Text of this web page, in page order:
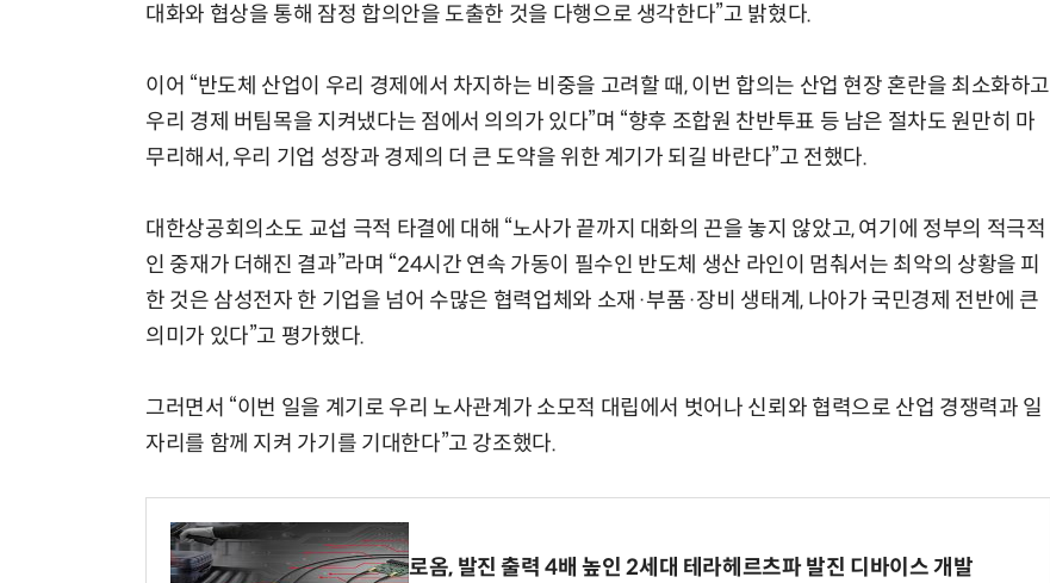
대화와 협상을 통해 잠정 합의안을 도출한 것을 다행으로 생각한다”고 밝혔다.
이어 “반도체 산업이 우리 경제에서 차지하는 비중을 고려할 때, 이번 합의는 산업 현장 혼란을 최소화하고
우리 경제 버팀목을 지켜냈다는 점에서 의의가 있다”며 “향후 조합원 찬반투표 등 남은 절차도 원만히 마
무리해서, 우리 기업 성장과 경제의 더 큰 도약을 위한 계기가 되길 바란다”고 전했다.
대한상공회의소도 교섭 극적 타결에 대해 “노사가 끝까지 대화의 끈을 놓지 않았고, 여기에 정부의 적극적
인 중재가 더해진 결과”라며 “24시간 연속 가동이 필수인 반도체 생산 라인이 멈춰서는 최악의 상황을 피
한 것은 삼성전자 한 기업을 넘어 수많은 협력업체와 소재·부품·장비 생태계, 나아가 국민경제 전반에 큰
의미가 있다”고 평가했다.
그러면서 “이번 일을 계기로 우리 노사관계가 소모적 대립에서 벗어나 신뢰와 협력으로 산업 경쟁력과 일
자리를 함께 지켜 가기를 기대한다”고 강조했다.
로옴, 발진 출력 4배 높인 2세대 테라헤르츠파 발진 디바이스 개발